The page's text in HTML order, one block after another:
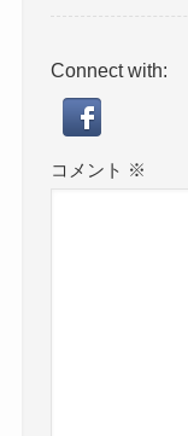
Connect with:
コメント ※